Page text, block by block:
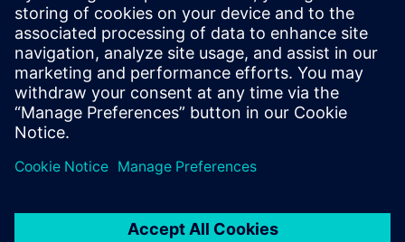
entre os sistemas OT e TI, fornecendo conectividade de
dados em tempo real, conversão de protocolo e
comunicação segura para ambientes inteligentes de
fábrica.
Saiba mais